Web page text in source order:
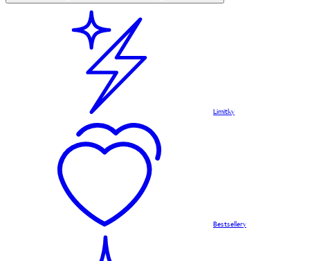
Limitky
Bestsellery